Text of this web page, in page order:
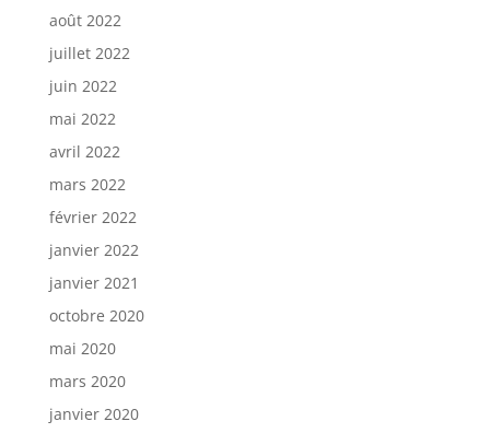
août 2022
juillet 2022
juin 2022
mai 2022
avril 2022
mars 2022
février 2022
janvier 2022
janvier 2021
octobre 2020
mai 2020
mars 2020
janvier 2020